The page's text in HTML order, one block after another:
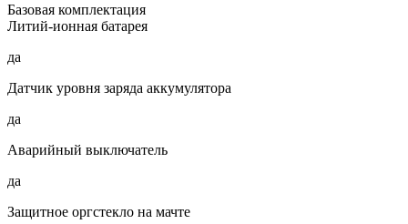
Базовая комплектация
Литий-ионная батарея
да
Датчик уровня заряда аккумулятора
да
Аварийный выключатель
да
Защитное оргстекло на мачте